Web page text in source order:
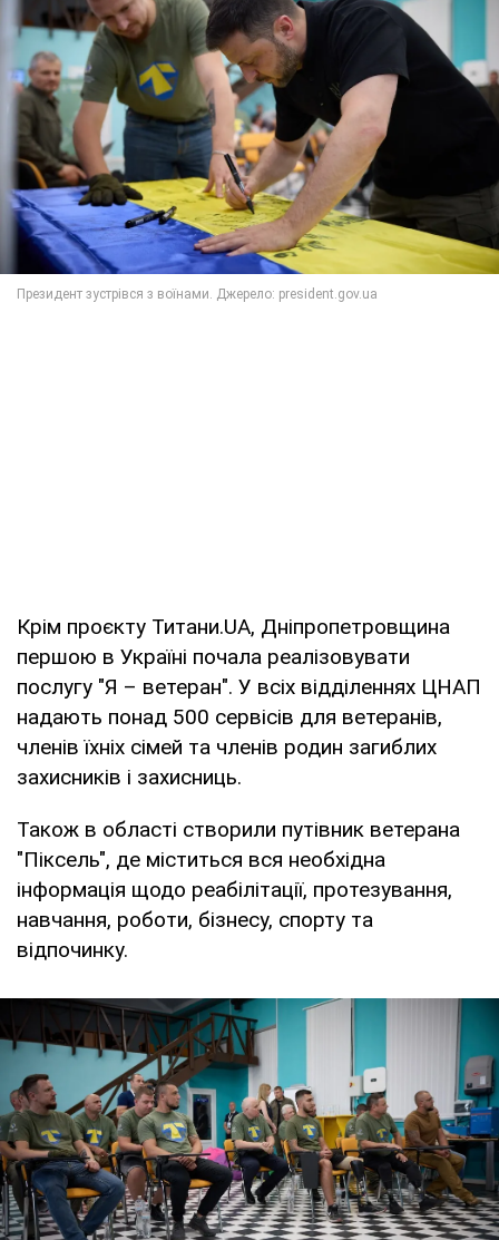
Крім проєкту Титани.UA, Дніпропетровщина
першою в Україні почала реалізовувати
послугу "Я – ветеран". У всіх відділеннях ЦНАП
надають понад 500 сервісів для ветеранів,
членів їхніх сімей та членів родин загиблих
захисників і захисниць.
Також в області створили путівник ветерана
"Піксель", де міститься вся необхідна
інформація щодо реабілітації, протезування,
навчання, роботи, бізнесу, спорту та
відпочинку.